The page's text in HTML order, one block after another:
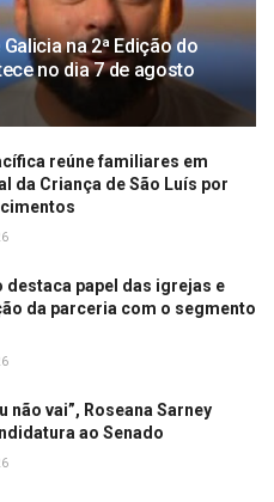
na 2ª Edição do
no dia 7 de agosto
reúne familiares em
da Criança de São Luís por
destaca papel das igrejas e
da parceria com o segmento
não vai”, Roseana Sarney
ao Senado